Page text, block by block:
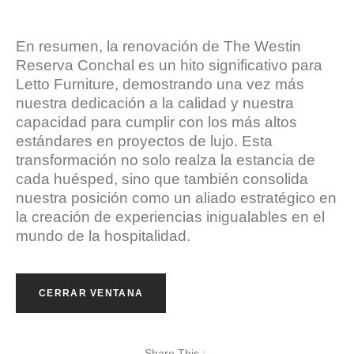
En resumen, la renovación de The Westin
Reserva Conchal es un hito significativo para
Letto Furniture, demostrando una vez más
nuestra dedicación a la calidad y nuestra
capacidad para cumplir con los más altos
estándares en proyectos de lujo. Esta
transformación no solo realza la estancia de
cada huésped, sino que también consolida
nuestra posición como un aliado estratégico en
la creación de experiencias inigualables en el
mundo de la hospitalidad.
CERRAR VENTANA